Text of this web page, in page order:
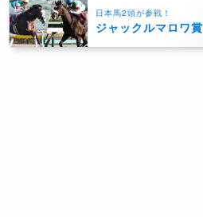
日本馬2頭が参戦！
ジャックルマロワ賞